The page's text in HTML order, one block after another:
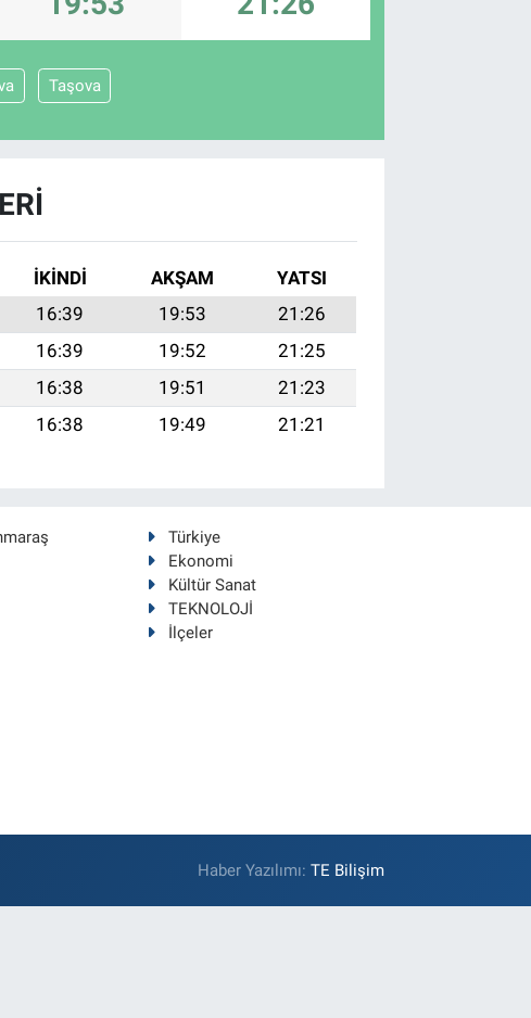
Taşova
İKINDI AKŞAM
YATSI
16:39 19:53
21:26
16:39 19:52
21:25
16:38 19:51
21:23
16:38 19:49 21:21
Türkiye
Ekonomi
Kültür Sanat
TEKNOLOJİ
İlçeler
Haber Yazılımı:TE Bilişim